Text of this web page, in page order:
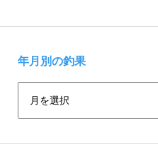
年月別の釣果